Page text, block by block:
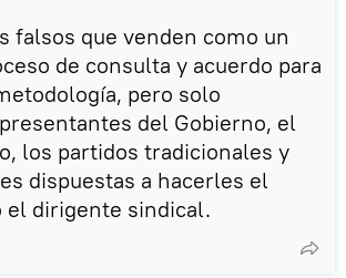
falsos que venden como un
de consulta y acuerdo para
pero solo
del Gobierno, el
los partidos tradicionales y
dispuestas a hacerles el
el dirigente sindical.